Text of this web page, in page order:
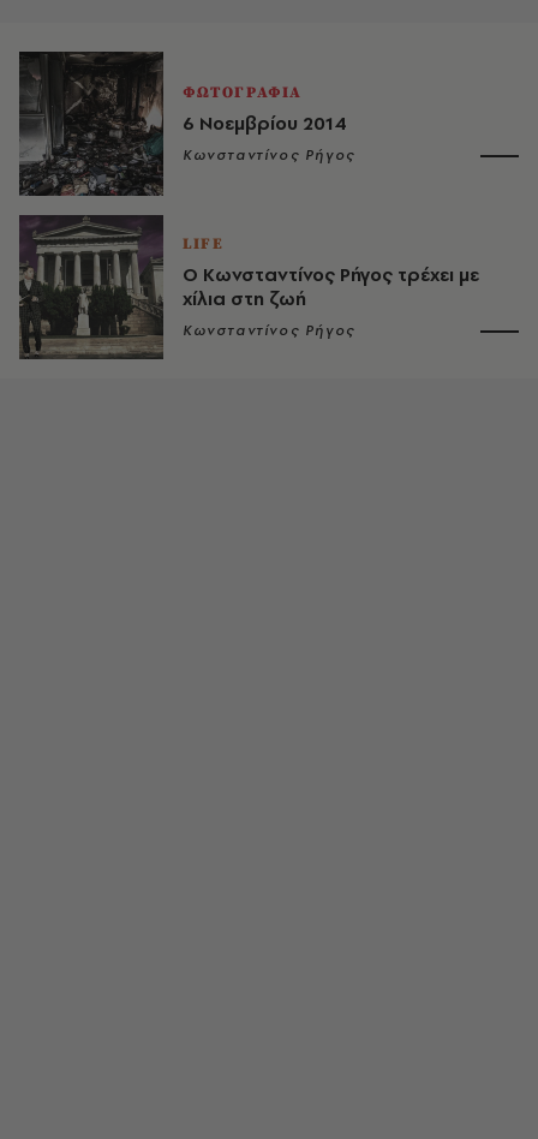
ΦΩΤΟΓΡΑΦΙΑ
6 Nοεμβρίου 2014
Κωνσταντίνος Ρήγος
LIFE
O Kωνσταντίνος Ρήγος τρέχει με
χίλια στη ζωή
Κωνσταντίνος Ρήγος